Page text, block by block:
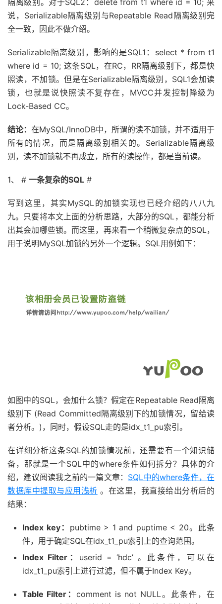
隔离级别。对于SQL2：delete from t1 where id = 10; 来
说，Serializable隔离级别与Repeatable Read隔离级别完
全一致，因此不做介绍。
Serializable隔离级别，影响的是SQL1：select * from t1
where id = 10; 这条SQL，在RC，RR隔离级别下，都是快
照读，不加锁。但是在Serializable隔离级别，SQL1会加读
锁，也就是说快照读不复存在，MVCC并发控制降级为
Lock-Based CC。
结论： 在MySQL/InnoDB中，所谓的读不加锁，并不适用于
所有的情况，而是隔离级别相关的。Serializable隔离级
别，读不加锁就不再成立，所有的读操作，都是当前读。
1、 # 一条复杂的SQL #
写到这里，其实MySQL的加锁实现也已经介绍的八八九
九。只要将本文上面的分析思路，大部分的SQL，都能分析
出其会加哪些锁。而这里，再来看一个稍微复杂点的SQL，
用于说明MySQL加锁的另外一个逻辑。SQL用例如下：
如图中的SQL，会加什么锁？假定在Repeatable Read隔离
级别下 (Read Committed隔离级别下的加锁情况，留给读
者分析。)，同时，假设SQL走的是idx_t1_pu索引。
在详细分析这条SQL的加锁情况前，还需要有一个知识储
备，那就是一个SQL中的where条件如何拆分？具体的介
绍，建议阅读我之前的一篇文章： SQL中的where条件，在
数据库中提取与应用浅析 。在这里，我直接给出分析后的
结果：
Index key： pubtime > 1 and puptime < 20。此条
件，用于确定SQL在idx_t1_pu索引上的查询范围。
Index Filter： userid = ‘hdc’ 。此条件，可以在
idx_t1_pu索引上进行过滤，但不属于Index Key。
Table Filter： comment is not NULL。此条件，在